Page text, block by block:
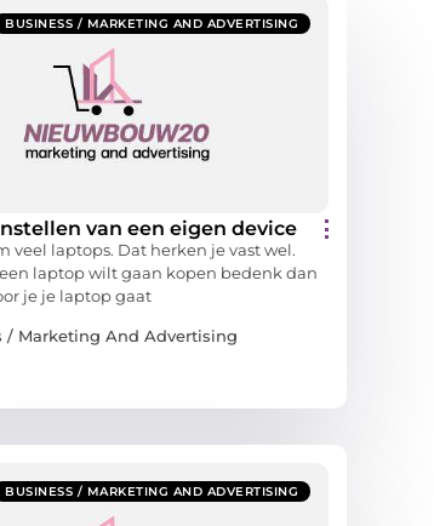
BUSINESS / MARKETING AND ADVERTISING
van een eigen device
veel laptops. Dat herken je vast wel.
laptop wilt gaan kopen bedenk dan
je je laptop gaat
/ Marketing And Advertising
BUSINESS / MARKETING AND ADVERTISING